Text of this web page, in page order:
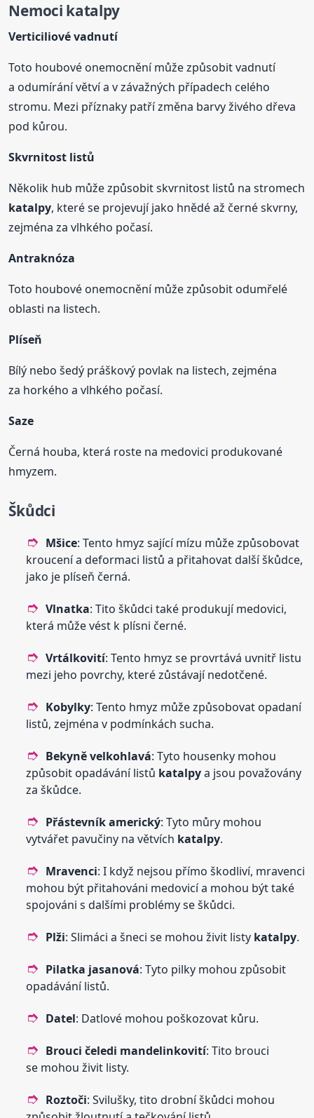
Nemoci katalpy
Verticiliové vadnutí
Toto houbové onemocnění může způsobit vadnutí
a odumírání větví a v závažných případech celého
stromu. Mezi příznaky patří změna barvy živého dřeva
pod kůrou.
Skvrnitost listů
Několik hub může způsobit skvrnitost listů na stromech
katalpy, které se projevují jako hnědé až černé skvrny,
zejména za vlhkého počasí.
Antraknóza
Toto houbové onemocnění může způsobit odumřelé
oblasti na listech.
Plíseň
Bílý nebo šedý práškový povlak na listech, zejména
za horkého a vlhkého počasí.
Saze
Černá houba, která roste na medovici produkované
hmyzem.
Škůdci
Mšice: Tento hmyz sající mízu může způsobovat
kroucení a deformaci listů a přitahovat další škůdce,
jako je plíseň černá.
Vlnatka: Tito škůdci také produkují medovici,
která může vést k plísni černé.
Vrtálkovití: Tento hmyz se provrtává uvnitř listu
mezi jeho povrchy, které zůstávají nedotčené.
Kobylky: Tento hmyz může způsobovat opadaní
listů, zejména v podmínkách sucha.
Bekyně velkohlavá: Tyto housenky mohou
způsobit opadávání listů katalpya jsou považovány
za škůdce.
Přástevník americký: Tyto můry mohou
vytvářet pavučiny na větvích katalpy.
Mravenci: I když nejsou přímo škodliví, mravenci
mohou být přitahováni medovicí a mohou být také
spojováni s dalšími problémy se škůdci.
Plži: Slimáci a šneci se mohou živit listy katalpy.
Pilatka jasanová: Tyto pilky mohou způsobit
opadávání listů.
Datel: Datlové mohou poškozovat kůru.
Brouci čeledi mandelinkovití: Tito brouci
se mohou živit listy.
Roztoči: Svilušky, tito drobní škůdci mohou